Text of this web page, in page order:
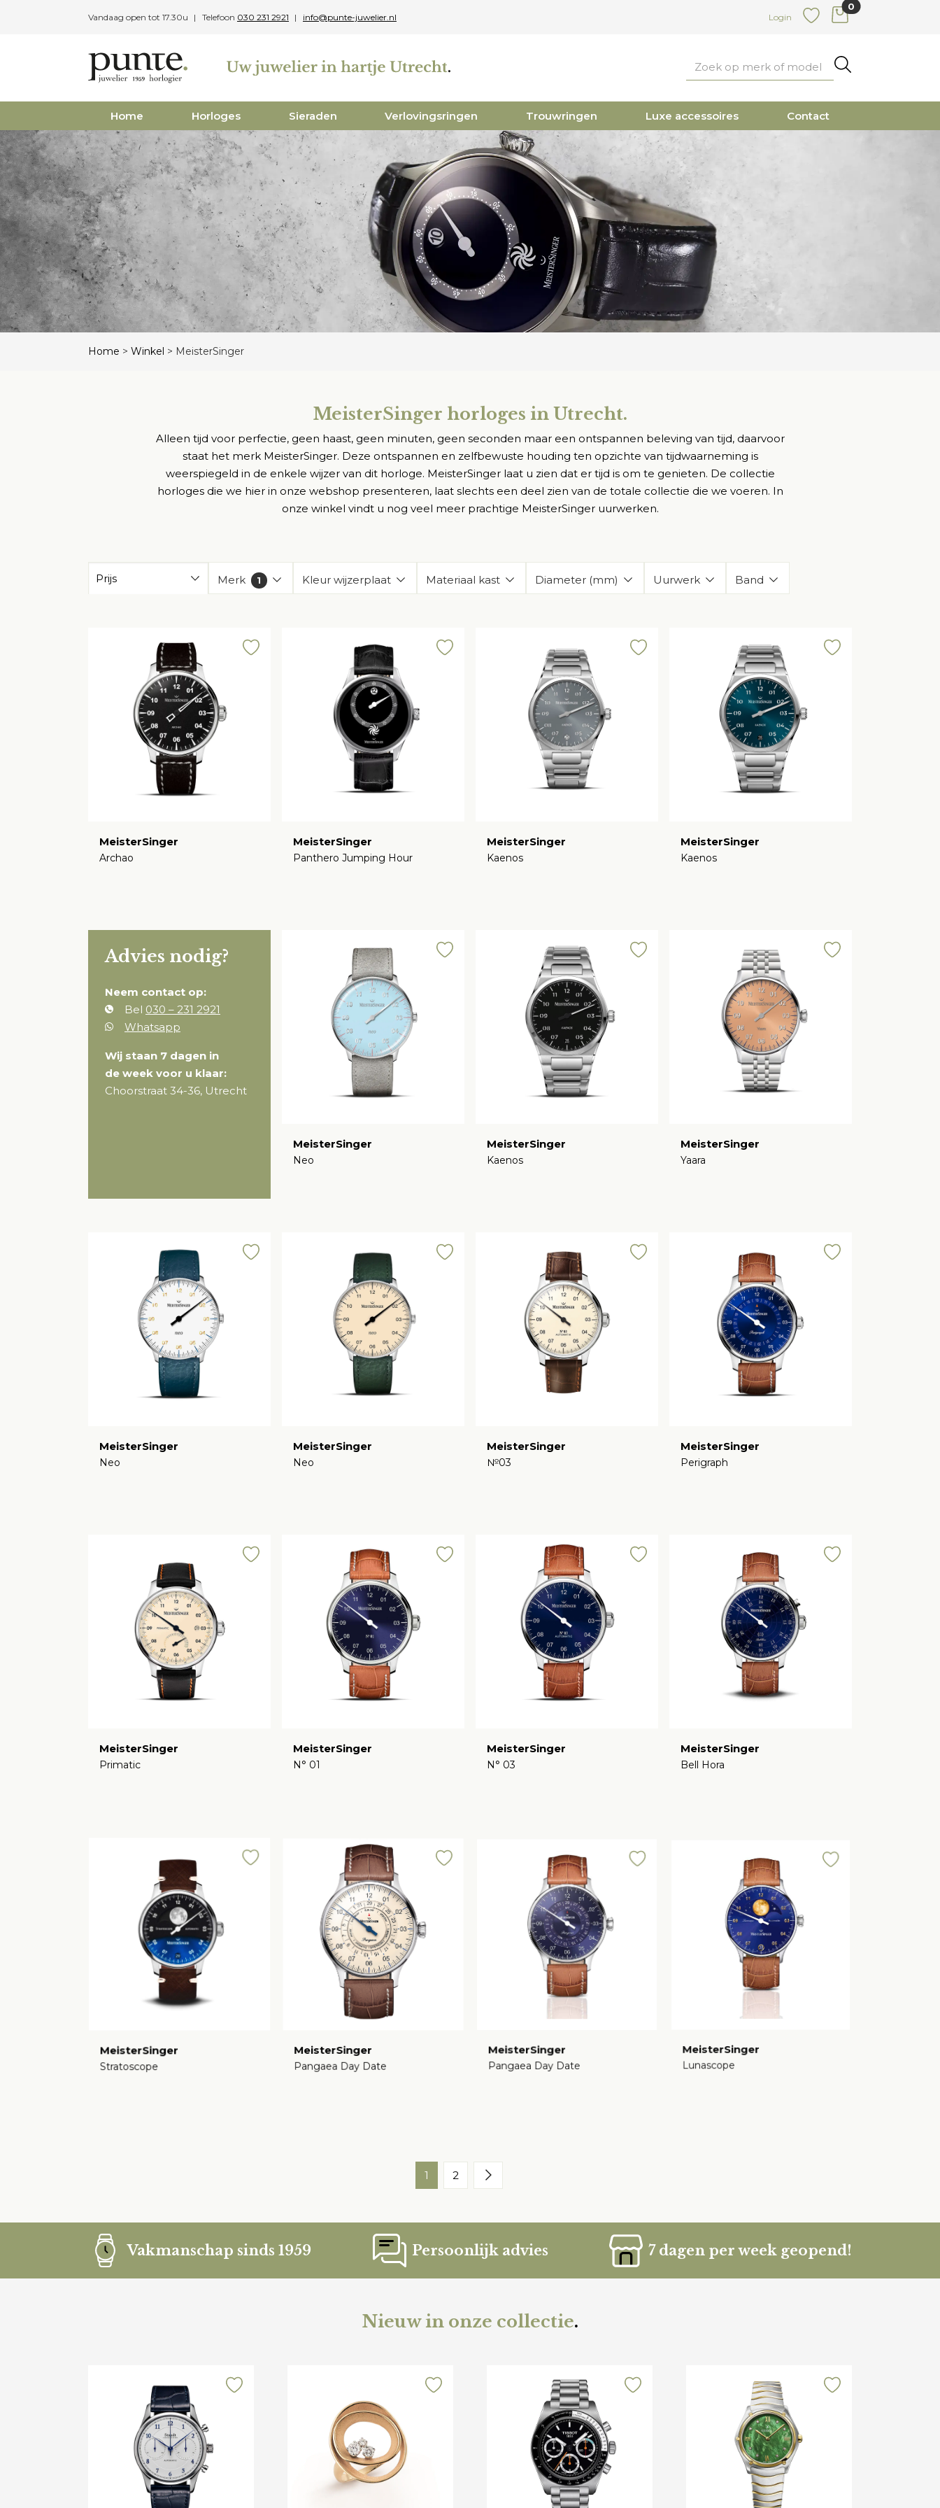
Vandaag open tot 17.30u Telefoon 030 231 2921 info@punte-juwelier.nl
Login
0
items in cart
Home Horloges Sieraden Verlovingsringen Trouwringen Luxe accessoires Contact
Home > Winkel > MeisterSinger
MeisterSinger horloges in Utrecht.
Alleen tijd voor perfectie, geen haast, geen minuten, geen seconden maar een ontspannen beleving van tijd, daarvoor
staat het merk MeisterSinger. Deze ontspannen en zelfbewuste houding ten opzichte van tijdwaarneming is
weerspiegeld in de enkele wijzer van dit horloge. MeisterSinger laat u zien dat er tijd is om te genieten. De collectie
horloges die we hier in onze webshop presenteren, laat slechts een deel zien van de totale collectie die we voeren. In
onze winkel vindt u nog veel meer prachtige MeisterSinger uurwerken.
Merk 1 Kleur wijzerplaat Materiaal kast Diameter (mm) Uurwerk Band
MeisterSinger
Archao
MeisterSinger
Panthero Jumping Hour
MeisterSinger
Kaenos
MeisterSinger
Kaenos
Advies nodig?
Neem contact op:
Bel 030 – 231 2921
Whatsapp
Wij staan 7 dagen in
de week voor u klaar:
Choorstraat 34-36, Utrecht
MeisterSinger
Neo
MeisterSinger
Kaenos
MeisterSinger
Yaara
MeisterSinger
Neo
MeisterSinger
Neo
MeisterSinger
№03
MeisterSinger
Perigraph
MeisterSinger
Primatic
MeisterSinger
N° 01
MeisterSinger
N° 03
MeisterSinger
Bell Hora
MeisterSinger
Stratoscope
MeisterSinger
Pangaea Day Date
MeisterSinger
Pangaea Day Date
MeisterSinger
Lunascope
1 2
Vakmanschap sinds 1959 Persoonlijk advies 7 dagen per week geopend!
Nieuw in onze collectie.